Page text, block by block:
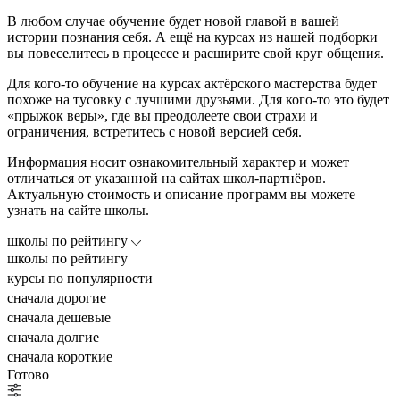
В любом случае обучение будет новой главой в вашей
истории познания себя. А ещё на курсах из нашей подборки
вы повеселитесь в процессе и расширите свой круг общения.
Для кого-то обучение на курсах актёрского мастерства будет
похоже на тусовку с лучшими друзьями. Для кого-то это будет
«прыжок веры», где вы преодолеете свои страхи и
ограничения, встретитесь с новой версией себя.
Информация носит ознакомительный характер и может
отличаться от указанной на сайтах школ-партнёров.
Актуальную стоимость и описание программ вы можете
узнать на сайте школы.
школы по рейтингу
школы по рейтингу
курсы по популярности
сначала дорогие
сначала дешевые
сначала долгие
сначала короткие
Готово